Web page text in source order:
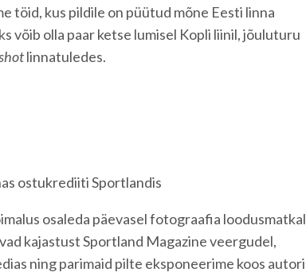
töid, kus pildile on püütud mõne Eesti linna
võib olla paar ketse lumisel Kopli liinil, jõuluturu
linnatuledes.
ostukrediiti Sportlandis
osaleda päevasel fotograafia loodusmatkal
kajastust Sportland Magazine veergudel,
ning parimaid pilte eksponeerime koos autori